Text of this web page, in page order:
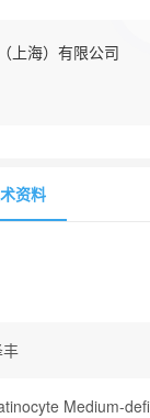
上海）有限公司
资料
Medium-